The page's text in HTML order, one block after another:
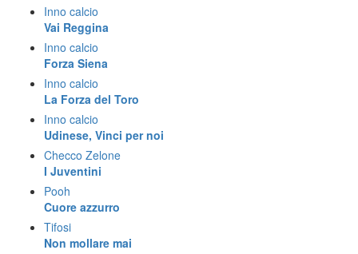
Inno calcio
Vai Reggina
Inno calcio
Forza Siena
Inno calcio
La Forza del Toro
Inno calcio
Udinese, Vinci per noi
Checco Zelone
I Juventini
Pooh
Cuore azzurro
Tifosi
Non mollare mai